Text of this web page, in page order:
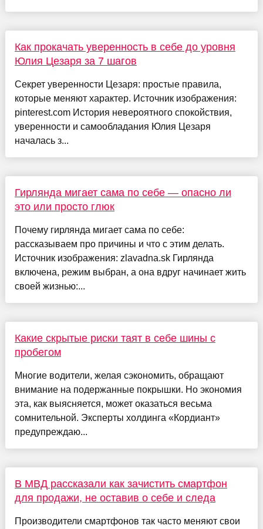
Как прокачать уверенность в себе до уровня
Юлия Цезаря за 7 шагов
Секрет уверенности Цезаря: простые правила,
которые меняют характер. Источник изображения:
pinterest.com История невероятного спокойствия,
уверенности и самообладания Юлия Цезаря
началась з...
Гирлянда мигает сама по себе — опасно ли
это или просто глюк
Почему гирлянда мигает сама по себе:
рассказываем про причины и что с этим делать.
Источник изображения: zlavadna.sk Гирлянда
включена, режим выбран, а она вдруг начинает жить
своей жизнью:...
Какие скрытые риски таят в себе шины с
пробегом
Многие водители, желая сэкономить, обращают
внимание на подержанные покрышки. Но экономия
эта, как выясняется, может оказаться весьма
сомнительной. Эксперты холдинга «Кордиант»
предупреждаю...
В МВД рассказали как зачистить смартфон
для продажи, не оставив о себе и следа
Производители смартфонов так часто меняют свои